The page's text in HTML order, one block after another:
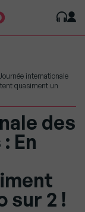
internationale
quasiment un
des
En
sur 2 !